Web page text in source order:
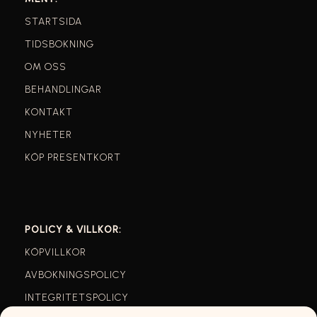
STARTSIDA
TIDSBOKNING
OM OSS
BEHANDLINGAR
KONTAKT
NYHETER
KÖP PRESENTKORT
POLICY & VILLKOR:
KÖPVILLKOR
AVBOKNINGSPOLICY
INTEGRITETSPOLICY